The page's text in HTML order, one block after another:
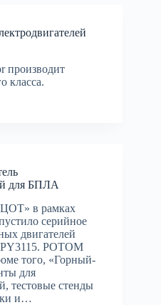
производит
класса.
для БПЛА
в рамках
серийное
двигателей
РОТОМ
того, «Горный-
для
тестовые стенды
и…